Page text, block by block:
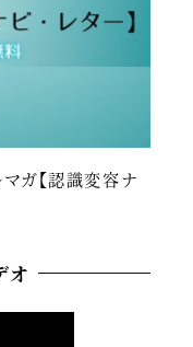
マガ【認識変容ナ
オ